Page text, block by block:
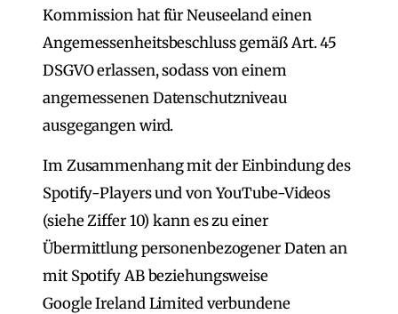
Kommission hat für Neuseeland einen
Angemessenheitsbeschluss gemäß Art. 45
DSGVO erlassen, sodass von einem
angemessenen Datenschutzniveau
ausgegangen wird.
Im Zusammenhang mit der Einbindung des
Spotify-Players und von YouTube-Videos
(siehe Ziffer 10) kann es zu einer
Übermittlung personenbezogener Daten an
mit Spotify AB beziehungsweise
Google Ireland Limited verbundene